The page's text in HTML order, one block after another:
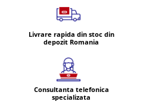
Volvo FH 4 Euro 6
Volvo Model FM
Lumini, Becuri, Proiectoare
Accesorii iluminare LED camioane
Bare LED (LED Bar) off-road, auto
si camion
Becuri auto
Livrare rapida din stoc din
depozit Romania
Consultanta telefonica
specializata